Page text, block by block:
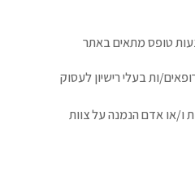
Kidney
טופס מתאים באתר
ות בעלי רישיון לעסוק
ו/או אדם הנמנה על צוות